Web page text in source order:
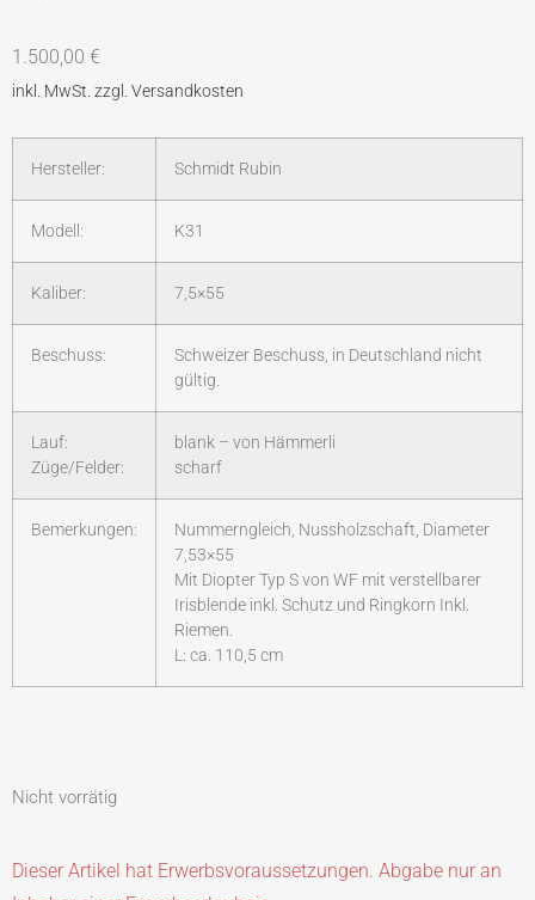
1.500,00 €
Hersteller: Schmidt Rubin
Modell: K31
Kaliber: 7,5×55
Beschuss:
Schweizer Beschuss, in Deutschland nicht
gültig.
Lauf:
Züge/Felder:
blank – von Hämmerli
scharf
Bemerkungen:
Nummerngleich, Nussholzschaft, Diameter
7,53×55
Mit Diopter Typ S von WF mit verstellbarer
Irisblende inkl. Schutz und Ringkorn Inkl.
Riemen.
L: ca. 110,5 cm
Nicht vorrätig
Dieser Artikel hat Erwerbsvoraussetzungen. Abgabe nur an